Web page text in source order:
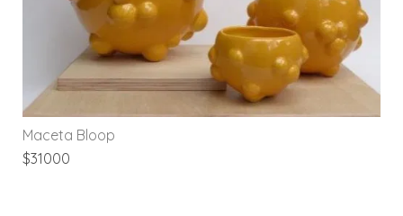
Maceta Bloop
$31000